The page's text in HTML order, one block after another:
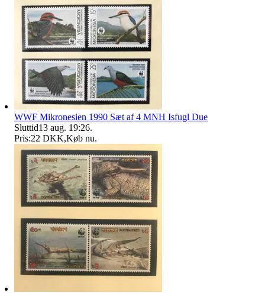
WWF Mikronesien 1990 Sæt af 4 MNH Isfugl Due
Sluttid13 aug. 19:26.
Pris:22 DKK,Køb nu.